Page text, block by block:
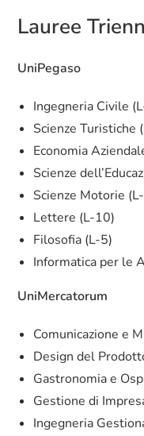
Lauree
UniPegaso
Ingegneria Civile
Scienze Turistiche
Economia
Scienze
Scienze Motorie
Lettere (L-10)
Filosofia (L-5)
Informatica per le
UniMercatorum
Comunicazione e
Design del
Gastronomia e
Gestione di
Ingegneria